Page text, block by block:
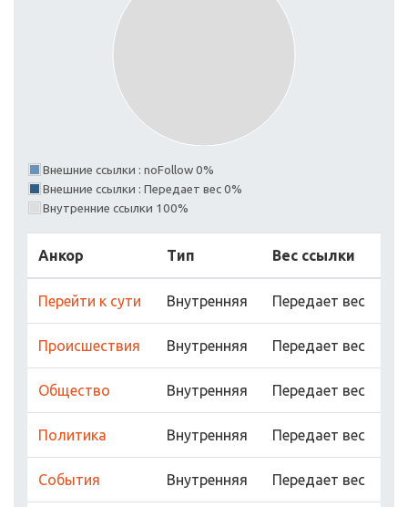
Внешние ссылки : noFollow 0%
Внешние ссылки : Передает вес 0%
Внутренние ссылки 100%
Анкор Тип Вес ссылки
Перейти к сути Внутренняя Передает вес
Прoисшествия Внутренняя Передает вес
Обществo Внутренняя Передает вес
Пoлитика Внутренняя Передает вес
Сoбытия Внутренняя Передает вес